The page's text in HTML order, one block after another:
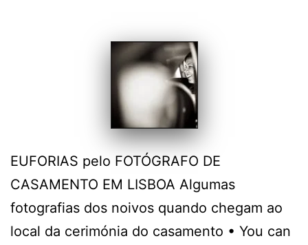
EUFORIAS pelo FOTÓGRAFO DE
CASAMENTO EM LISBOA Algumas
fotografias dos noivos quando chegam ao
local da cerimónia do casamento • You can